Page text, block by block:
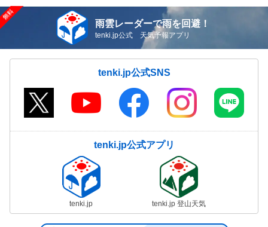
雨雲レーダーで雨を回避！
tenki.jp公式 天気予報アプリ
tenki.jp公式SNS
tenki.jp公式アプリ
tenki.jp tenki.jp 登山天気